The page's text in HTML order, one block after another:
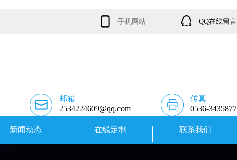
手机网站 QQ在线留言
邮箱
2534224609@qq.com
传真
0536-3435877
新闻动态 在线定制 联系我们